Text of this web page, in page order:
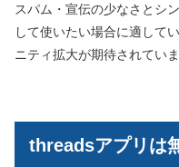
スパム・宣伝の少なさとシ
して使いたい場合に適して
ニティ拡大が期待されていま
threadsアプリは